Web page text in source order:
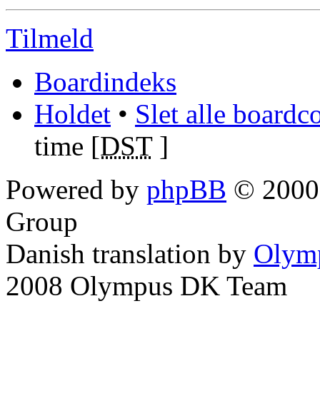
Tilmeld
Boardindeks
Holdet • Slet alle
time [DST]
Powered by phpBB ©
Group
Danish translation by
2008 Olympus DK Team